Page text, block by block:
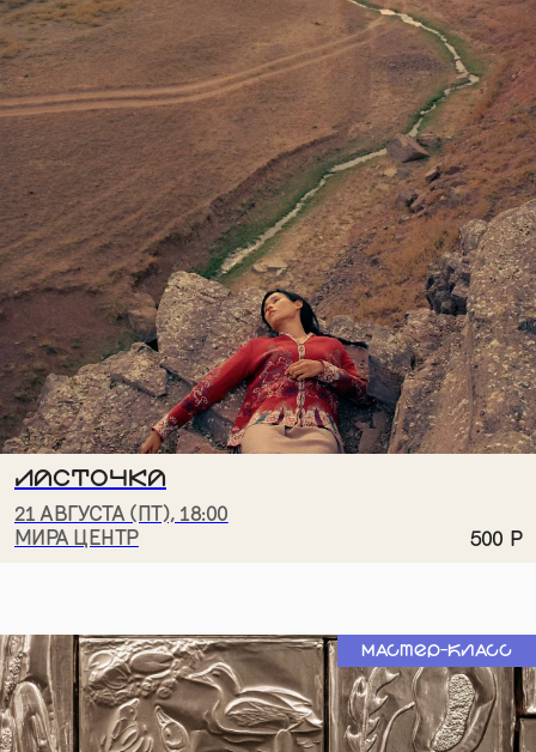
ЛАСТОЧКА
21 АВГУСТА (ПТ), 18:00
МИРА ЦЕНТР
500 Р
Мастер-класс
ДИЗАЙНNAAU
АНО «ТВОРЧЕСКОЕ
СООБЩЕСТВО МИРА»
ПОЛИТИКА
КОНФИДЕНЦИАЛЬНОСТИ
И ДОКУМЕНТЫ